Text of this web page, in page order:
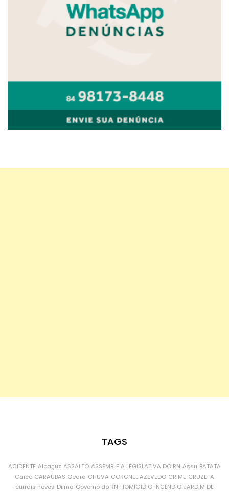
TAGS
ACIDENTE Alcaçuz ASSALTO ASSEMBLEIA LEGISLATIVA DO RN Assu BATATA
Caicó CARAÚBAS Ceará CHUVA CORONEL AZEVEDO CRIME CRUZETA
currais novos Dilma Governo do RN HOMICÍDIO INCÊNDIO JARDIM DE